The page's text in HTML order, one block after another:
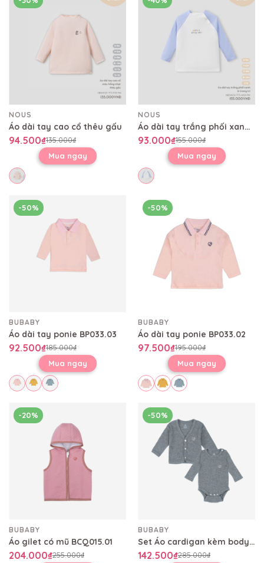
NOUS
Áo dài tay cao cổ thêu gấu
94.500₫135.000₫
Mua ngay
NOUS
Áo dài tay trắng phối xanh in trang trí
93.000₫155.000₫
Mua ngay
-50%
BUBABY
Áo dài tay ponie BP033.03
92.500₫185.000₫
Mua ngay
-50%
BUBABY
Áo dài tay ponie BP033.02
97.500₫195.000₫
Mua ngay
-20%
BUBABY
Áo gilet có mũ BCQ015.01
204.000₫255.000₫
-50%
BUBABY
Set Áo cardigan kèm body chip dài tay Lennie BWL610000
142.500₫285.000₫